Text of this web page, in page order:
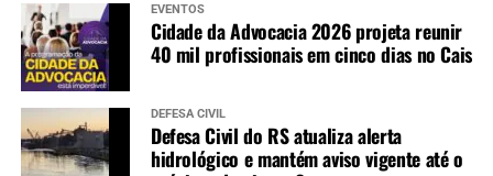
EVENTOS
Cidade da Advocacia 2026 projeta reunir
40 mil profissionais em cinco dias no Cais
DEFESA CIVIL
Defesa Civil do RS atualiza alerta
hidrológico e mantém aviso vigente até o